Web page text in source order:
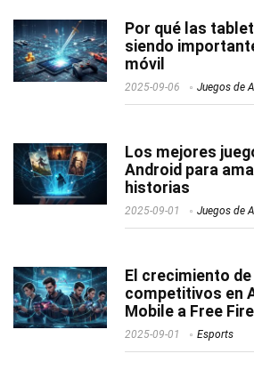
Por qué las
siendo
móvil
2025-09-06 Juegos de
Los mejores
Android para
historias
2025-09-01 Juegos de
El crecimiento
competitivos en
Mobile a Free Fire
2025-09-01 Esports